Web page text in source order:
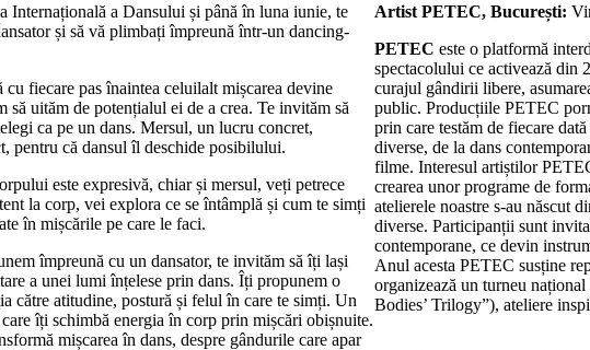
Internațională a Dansului și până în luna iunie, te
și să vă plimbați împreună într-un dancing-
fiecare pas înaintea celuilalt mișcarea devine
să uităm de potențialul ei de a crea. Te invităm să
ca pe un dans. Mersul, un lucru concret,
pentru că dansul îl deschide posibilului.
este expresivă, chiar și mersul, veți petrece
la corp, vei explora ce se întâmplă și cum te simți
în mișcările pe care le faci.
împreună cu un dansator, te invităm să îți lași
a unei lumi înțelese prin dans. Îți propunem o
către atitudine, postură și felul în care te simți. Un
îți schimbă energia în corp prin mișcări obișnuite.
mișcarea în dans, despre gândurile care apar
Artist PETEC, București:
PETEC este o platformă
spectacolului ce activează din
curajul gândirii libere,
public. Producțiile PETEC
prin care testăm de fiecare
diverse, de la dans
filme. Interesul artiștilor
crearea unor programe de
atelierele noastre s-au născut
diverse. Participanții sunt
contemporane, ce devin
Anul acesta PETEC susține
organizează un turneu
Bodies’ Trilogy”), ateliere